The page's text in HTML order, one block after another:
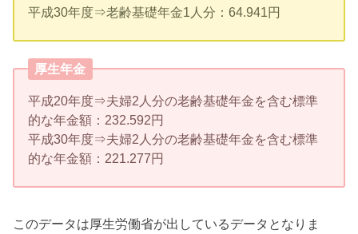
平成30年度⇒老齢基礎年金1人分：64.941円
厚生年金
平成20年度⇒夫婦2人分の老齢基礎年金を含む標準
的な年金額：232.592円
平成30年度⇒夫婦2人分の老齢基礎年金を含む標準
的な年金額：221.277円
このデータは厚生労働省が出しているデータとなりま